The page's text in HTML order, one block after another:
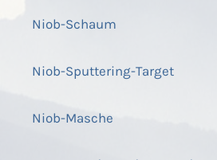
Niob-Schaum
Niob-Sputtering-Target
Niob-Masche